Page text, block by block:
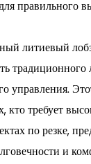
правильного
литиевый
традиционного
управления.
кто требует
по резке,
и